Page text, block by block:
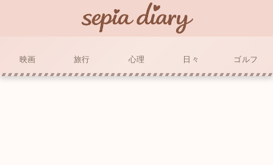
映画 旅行 心理 日々 ゴルフ